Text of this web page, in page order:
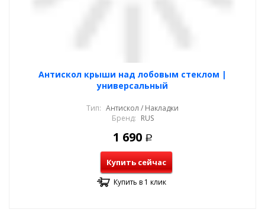
Антискол крыши над лобовым стеклом |
универсальный
Тип: Антискол / Накладки
Бренд: RUS
1 690 Р
Купить сейчас
Купить в 1 клик